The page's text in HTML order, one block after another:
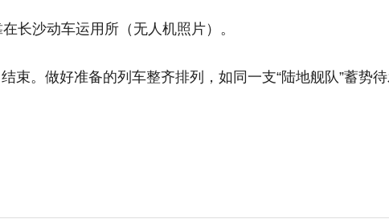
沙动车运用所（无人机照片）。
。做好准备的列车整齐排列，如同一支“陆地舰队”蓄势